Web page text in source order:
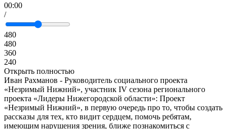
00:00
/
480
480
360
240
Открыть полностью
Иван Рахманов - Руководитель социального проекта
«Незримый Нижний», участник IV сезона регионального
проекта «Лидеры Нижегородской области»: Проект
«Незримый Нижний», в первую очередь про то, чтобы создать
рассказы для тех, кто видит сердцем, помочь ребятам,
имеющим нарушения зрения, ближе познакомиться с